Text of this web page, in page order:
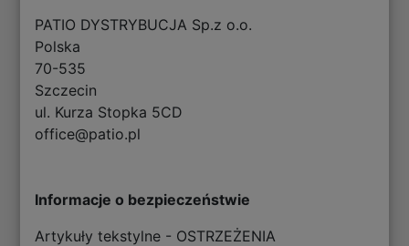
PATIO DYSTRYBUCJA Sp.z o.o.
Polska
70-535
Szczecin
ul. Kurza Stopka 5CD
office@patio.pl
Informacje o bezpieczeństwie
Artykuły tekstylne - OSTRZEŻENIA